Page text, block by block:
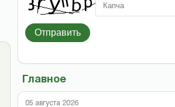
Отправить
Главное
05 августа 2026